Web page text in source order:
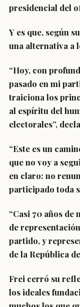
presidencial del
Y es que, según
una alternativa a
“Hoy, con
pasado en mi
traiciona los
al espíritu del
electorales”,
“Este es un
que no voy a
en claro: no
participado toda
“Casi 70 años
de
partido, y
de la República
Frei cerró su
los ideales